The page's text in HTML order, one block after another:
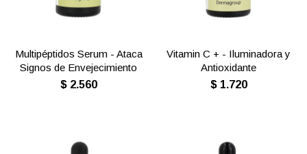
Multipéptidos Serum - Ataca
Signos de Envejecimiento
$ 2.560
Vitamin C + - Iluminadora y
Antioxidante
$ 1.720